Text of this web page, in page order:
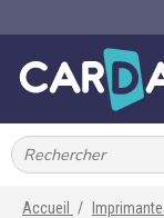
IMPRIMANTES À BADGES
Accueil